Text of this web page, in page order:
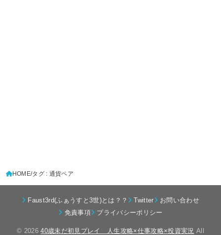
HOME タグ : 通貨ペア
Faust3rd(ふぁうすと3世)とは？？ Twitter
お問い合わせ
免責事項
プライバシーポリシー
© 202640歳未だ初見プレイ 人生攻略×仕事攻略×投資実況 All